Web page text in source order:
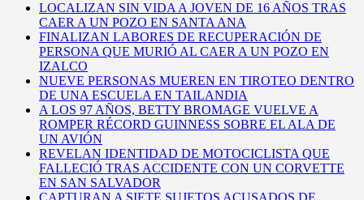
LOCALIZAN SIN VIDA A JOVEN DE 16 AÑOS TRAS
CAER A UN POZO EN SANTA ANA
FINALIZAN LABORES DE RECUPERACIÓN DE
PERSONA QUE MURIÓ AL CAER A UN POZO EN
IZALCO
NUEVE PERSONAS MUEREN EN TIROTEO DENTRO
DE UNA ESCUELA EN TAILANDIA
A LOS 97 AÑOS, BETTY BROMAGE VUELVE A
ROMPER RÉCORD GUINNESS SOBRE EL ALA DE
UN AVIÓN
REVELAN IDENTIDAD DE MOTOCICLISTA QUE
FALLECIÓ TRAS ACCIDENTE CON UN CORVETTE
EN SAN SALVADOR